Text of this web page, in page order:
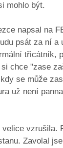
mohlo být.
napsal na
psát za ní a
třicátník,
chce "zase
se může
už není
velice vzrušila.
Zavolal